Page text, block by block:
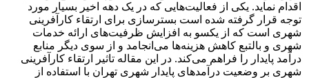
اقدام نماید. یکی از فعالیت‌هایی که در یک دهه اخیر بسیار مورد
توجه قرار گرفته شده است بسترسازی برای ارتقاء کارآفرینی
شهری است که از یکسو به افزایش ظرفیت‌های ارائه خدمات
شهری و بالتبع کاهش هزینه‌ها می‌انجامد و از سوی دیگر منابع
درآمد پایدار را فراهم می‌کند. در این مقاله تاثیر ارتقاء کارآفرینی
شهری بر وضعیت درآمدهای پایدار شهری تهران با استفاده از